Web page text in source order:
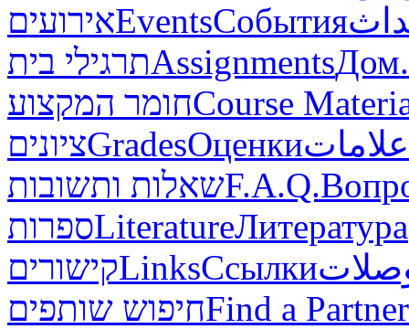
אירועיםEventsСобытия
תרגילי ביתAssignmentsДом.
חומר המקצועCourse
ציוניםGradesОценкиعلامات
שאלות ותשובותF.A.Q.
ספרותLiteratureЛитература
קישוריםLinksСсылки
חיפוש שותפיםFind a Partner